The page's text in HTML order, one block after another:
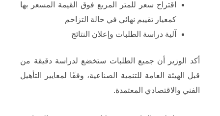
اقتراح سعر للمتر المربع فوق القيمة المسعر بها
كمعيار تقييم نهائي في حالة التزاحم
آلية دراسة الطلبات وإعلان النتائج
أكد الوزير أن جميع الطلبات ستخضع لدراسة دقيقة من
قبل الهيئة العامة للتنمية الصناعية، وفقًا لمعايير التأهيل
الفني والاقتصادي المعتمدة.